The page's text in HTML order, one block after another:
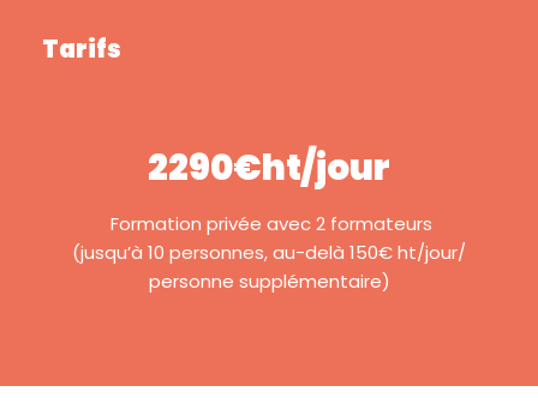
Tarifs
2290€ht/jour
Formation privée avec 2 formateurs
(jusqu’à 10 personnes, au-delà 150€ ht/jour/
personne supplémentaire)